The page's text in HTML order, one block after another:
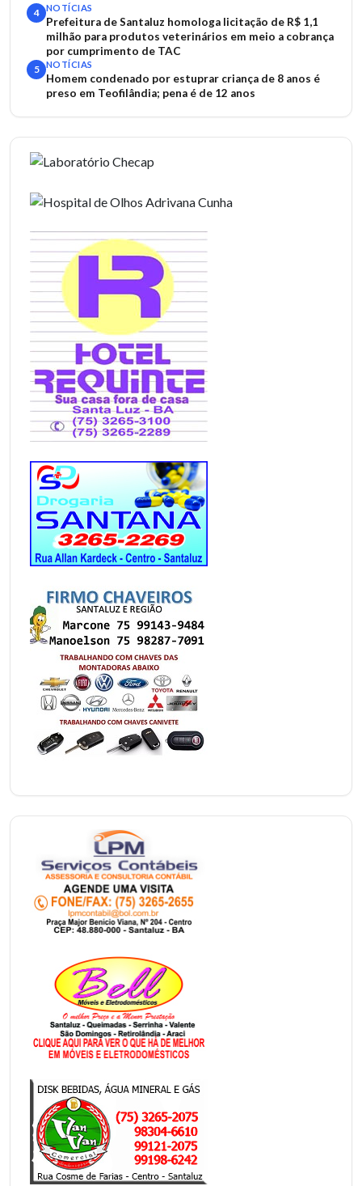
4 NOTÍCIAS
Prefeitura de Santaluz homologa licitação de R$ 1,1
milhão para produtos veterinários em meio a cobrança
por cumprimento de TAC
5 NOTÍCIAS
Homem condenado por estuprar criança de 8 anos é
preso em Teofilândia; pena é de 12 anos